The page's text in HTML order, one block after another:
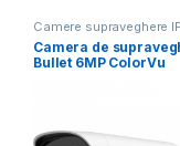
Camere supraveghere
Camera de
Bullet 6MP ColorVu